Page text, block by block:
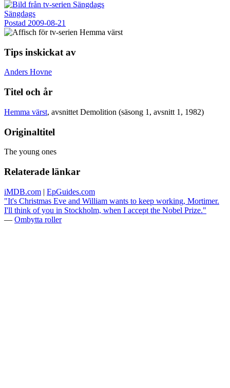
Sängdags
Postad 2009-08-21
Tips inskickat av
Anders Hovne
Titel och år
Hemma värst, avsnittet Demolition (säsong 1, avsnitt 1, 1982)
Originaltitel
The young ones
Relaterade länkar
iMDB.com | EpGuides.com
"It's Christmas Eve and William wants to keep working, Mortimer.
I'll think of you in Stockholm, when I accept the Nobel Prize."
— Ombytta roller